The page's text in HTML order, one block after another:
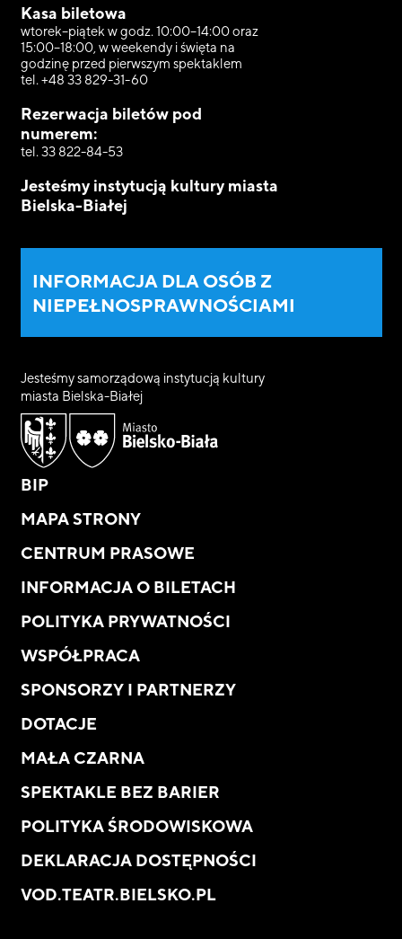
Kasa biletowa
wtorek–piątek w godz. 10:00–14:00 oraz
15:00–18:00, w weekendy i święta na
godzinę przed pierwszym spektaklem
tel. +48 33 829-31-60
Rezerwacja biletów pod
numerem:
tel. 33 822-84-53
Jesteśmy instytucją kultury miasta
Bielska-Białej
INFORMACJA DLA OSÓB Z
NIEPEŁNOSPRAWNOŚCIAMI
Jesteśmy samorządową instytucją kultury
miasta Bielska-Białej
BIP
MAPA STRONY
CENTRUM PRASOWE
INFORMACJA O BILETACH
POLITYKA PRYWATNOŚCI
WSPÓŁPRACA
SPONSORZY I PARTNERZY
DOTACJE
MAŁA CZARNA
SPEKTAKLE BEZ BARIER
POLITYKA ŚRODOWISKOWA
DEKLARACJA DOSTĘPNOŚCI
VOD.TEATR.BIELSKO.PL